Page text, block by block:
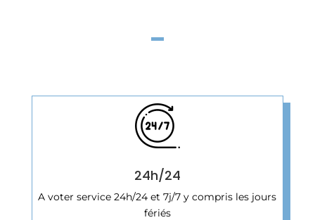
24h/24
A voter service 24h/24 et 7j/7 y compris les jours
fériés